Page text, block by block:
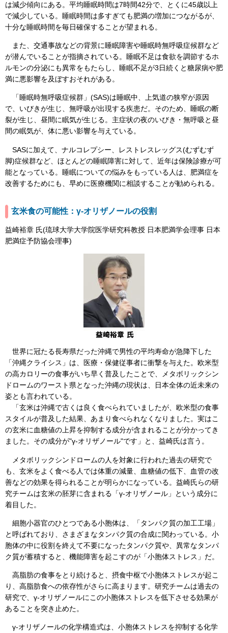
は減少傾向にある。平均睡眠時間は7時間42分で、とくに45歳以上
で減少している。睡眠時間は多すぎても肥満の増加につながるが、
十分な睡眠時間を毎日確保することが望まれる。
また、交通事故などの背景に睡眠障害や睡眠時無呼吸症候群など
が潜んでいることが指摘されている。睡眠不足は食欲を調節するホ
ルモンの分泌にも異常をもたらし、睡眠不足が3日続くと糖尿病や肥
満に悪影響を及ぼすおそれがある。
「睡眠時無呼吸症候群」(SAS)は睡眠中、上気道の狭窄が原因
で、いびきが生じ、無呼吸が出現する疾患だ。そのため、睡眠の断
裂が生じ、昼間に眠気が生じる。主症状の夜のいびき・無呼吸と昼
間の眠気が、体に悪い影響を与えている。
SASに加えて、ナルコレプシー、レストレスレッグス(むずむず
脚)症候群など、ほとんどの睡眠障害に対して、近年は保険診療が可
能となっている。睡眠についての悩みをもっている人は、肥満症を
改善するためにも、早めに医療機関に相談することが勧められる。
玄米食の可能性：γ-オリザノールの役割
益崎裕章 氏(琉球大学大学院医学研究科教授 日本肥満学会理事 日本
肥満症予防協会理事)
世界に冠たる長寿県だった沖縄で男性の平均寿命が急降下した
「沖縄クライシス」は、医療・保健従事者に衝撃を与えた。欧米型
の高カロリーの食事がいち早く普及したことで、メタボリックシン
ドロームのワースト県となった沖縄の現状は、日本全体の近未来の
姿とも言われている。
「玄米は沖縄で古くは良く食べられていましたが、欧米型の食事
スタイルが普及した結果、あまり食べられなくなりました。実はこ
の玄米に血糖値の上昇を抑制する成分が含まれることが分かってき
ました。その成分が"γ-オリザノール"です」と、益崎氏は言う。
メタボリックシンドロームの人を対象に行われた過去の研究で
も、玄米をよく食べる人では体重の減量、血糖値の低下、血管の改
善などの効果を得られることが明らかになっている。益崎氏らの研
究チームは玄米の胚芽に含まれる「γ-オリザノール」という成分に
着目した。
細胞小器官のひとつである小胞体は、「タンパク質の加工工場」
と呼ばれており、さまざまなタンパク質の合成に関わっている。小
胞体の中に役割を終えて不要になったタンパク質や、異常なタンパ
ク質が蓄積すると、機能障害を起こすのが「小胞体ストレス」だ。
高脂肪の食事をとり続けると、摂食中枢で小胞体ストレスが起こ
り、高脂肪食への依存性がさらに高まります。研究チームは過去の
研究で、γ-オリザノールにこの小胞体ストレスを低下させる効果が
あることを突き止めた。
γ-オリザノールの化学構造式は、小胞体ストレスを抑制する化学